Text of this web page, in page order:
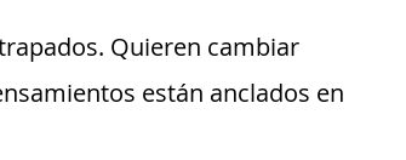
Quieren cambiar
están anclados en